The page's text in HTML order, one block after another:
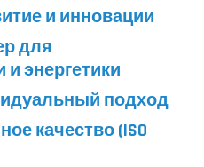
и инновации
для
энергетики
подход
качество (ISO